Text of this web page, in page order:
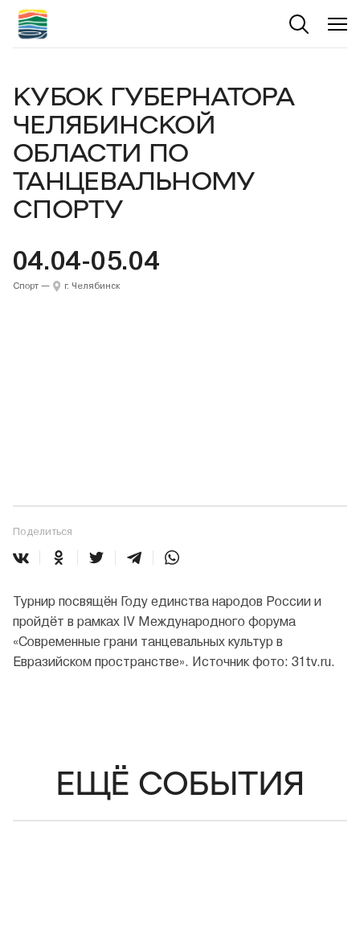
КУБОК ГУБЕРНАТОРА
ЧЕЛЯБИНСКОЙ
ОБЛАСТИ ПО
ТАНЦЕВАЛЬНОМУ
СПОРТУ
04.04-05.04
Спорт — г. Челябинск
Поделиться
Турнир посвящён Году единства народов России и
пройдёт в рамках IV Международного форума
«Современные грани танцевальных культур в
Евразийском пространстве». Источник фото: 31tv.ru.
ЕЩЁ СОБЫТИЯ